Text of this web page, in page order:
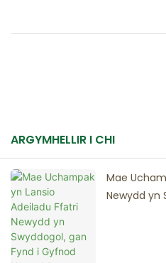
ARGYMHELLIR I CHI
Mae
Newydd yn